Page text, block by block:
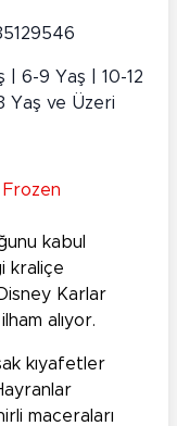
| 6-9 Yaş | 10-12
Yaş ve Üzeri
Frozen
kabul
kraliçe
Karlar
alıyor.
kıyafetler
maceraları